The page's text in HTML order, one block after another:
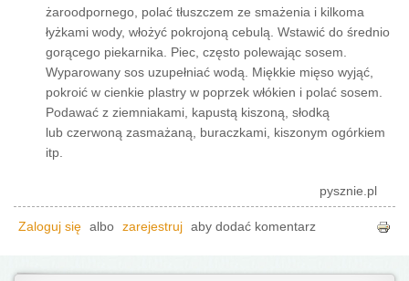
żaroodpornego, polać tłuszczem ze smażenia i kilkoma
łyżkami wody, włożyć pokrojoną cebulą. Wstawić do średnio
gorącego piekarnika. Piec, często polewając sosem.
Wyparowany sos uzupełniać wodą. Miękkie mięso wyjąć,
pokroić w cienkie plastry w poprzek włókien i polać sosem.
Podawać z ziemniakami, kapustą kiszoną, słodką
lub czerwoną zasmażaną, buraczkami, kiszonym ogórkiem
itp.
pysznie.pl
Zaloguj się albo zarejestruj aby dodać komentarz